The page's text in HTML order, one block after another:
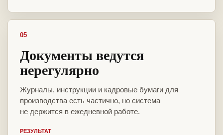
05
Документы ведутся
нерегулярно
Журналы, инструкции и кадровые бумаги для
производства есть частично, но система
не держится в ежедневной работе.
РЕЗУЛЬТАТ